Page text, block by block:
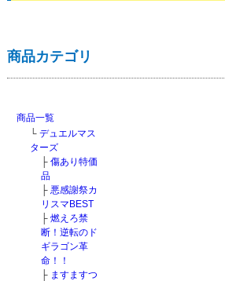
商品カテゴリ
商品一覧
└ デュエルマス
ターズ
├ 傷あり特価
品
├ 悪感謝祭カ
リスマBEST
├ 燃えろ禁
断！逆転のド
ギラゴン革
命！！
├ ますますつ